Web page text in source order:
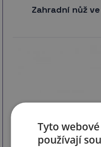
Zahradní nůž
Tyto
používají